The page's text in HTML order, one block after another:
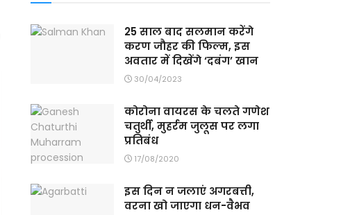
25 साल बाद सलमान करेंगे
करण जौहर की फिल्म, इस
अवतार में दिखेंगे ‘दबंग’ खान
30/04/2023
कोरोना वायरस के चलते गणेश
चतुर्थी, मुहर्रम जुलूस पर लगा
प्रतिबंध
17/08/2020
इस दिन न जलाएं अगरबत्ती,
वरना खो जाएगा धन-वैभव